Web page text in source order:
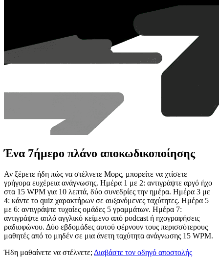
Ένα 7ήμερο πλάνο αποκωδικοποίησης
Αν ξέρετε ήδη πώς να στέλνετε Μορς, μπορείτε να χτίσετε
γρήγορα ευχέρεια ανάγνωσης. Ημέρα 1 με 2: αντιγράψτε αργό ήχο
στα 15 WPM για 10 λεπτά, δύο συνεδρίες την ημέρα. Ημέρα 3 με
4: κάντε το quiz χαρακτήρων σε αυξανόμενες ταχύτητες. Ημέρα 5
με 6: αντιγράψτε τυχαίες ομάδες 5 γραμμάτων. Ημέρα 7:
αντιγράψτε απλό αγγλικό κείμενο από podcast ή ηχογραφήσεις
ραδιοφώνου. Δύο εβδομάδες αυτού φέρνουν τους περισσότερους
μαθητές από το μηδέν σε μια άνετη ταχύτητα ανάγνωσης 15 WPM.
Ήδη μαθαίνετε να στέλνετε; Διαβάστε τον οδηγό αποστολής